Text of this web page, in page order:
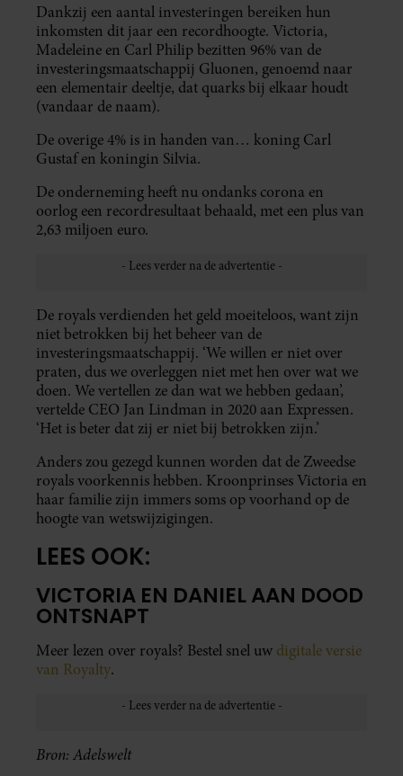
Dankzij een aantal investeringen bereiken hun
inkomsten dit jaar een recordhoogte. Victoria,
Madeleine en Carl Philip bezitten 96% van de
investeringsmaatschappij Gluonen, genoemd naar
een elementair deeltje, dat quarks bij elkaar houdt
(vandaar de naam).
De overige 4% is in handen van… koning Carl
Gustaf en koningin Silvia.
De onderneming heeft nu ondanks corona en
oorlog een recordresultaat behaald, met een plus van
2,63 miljoen euro.
De royals verdienden het geld moeiteloos, want zijn
niet betrokken bij het beheer van de
investeringsmaatschappij. ‘We willen er niet over
praten, dus we overleggen niet met hen over wat we
doen. We vertellen ze dan wat we hebben gedaan’,
vertelde CEO Jan Lindman in 2020 aan Expressen.
‘Het is beter dat zij er niet bij betrokken zijn.’
Anders zou gezegd kunnen worden dat de Zweedse
royals voorkennis hebben. Kroonprinses Victoria en
haar familie zijn immers soms op voorhand op de
hoogte van wetswijzigingen.
LEES OOK:
VICTORIA EN DANIEL AAN DOOD
ONTSNAPT
Meer lezen over royals? Bestel snel uw digitale versie
van Royalty.
Bron: Adelswelt